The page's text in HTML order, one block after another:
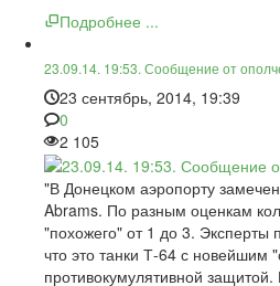
Подробнее ...
23.09.14. 19:53. Сообщение от
23 сентябрь, 2014, 19:39
0
2 105
"В Донецком аэропорту
Abrams. По разным оценкам
"похожего" от 1 до 3. Эксперты
что это танки Т-64 с новейшим
противокумулятивной